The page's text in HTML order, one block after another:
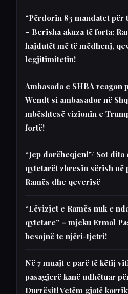
“Përdorin 83 mandatet
– Berisha akuza të forta:
hajdutët më të mëdhenj,
legjitimitetin!
Ambasada e SHBA reagon
Wendt si ambasador në
mbështesë vizionin e
fortë!
“Jep dorëheqjen!”/ Sot
qytetarët zbresin sërish në
Ramës dhe qeverisë
“Lëvizjet e Ramës nuk e
qytetare” – mjeku Ermal
besojnë te njëri-tjetri!
Në 7 muajt e parë të këtij
pasagjerë kanë udhëtuar
Durrësit! Vetëm gjatë